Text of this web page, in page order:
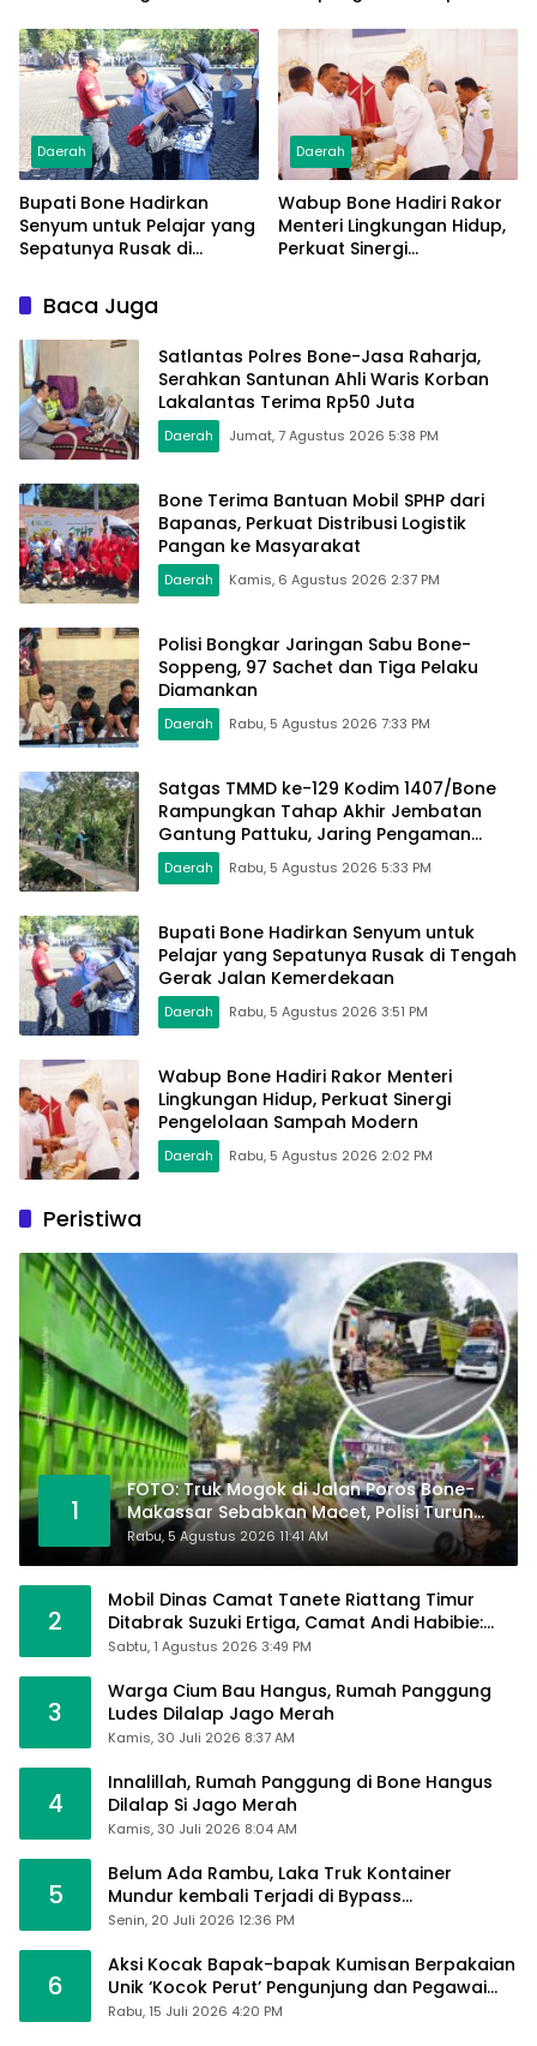
Pattuku, Jaring Pengaman
Mulai Terpasang
Daerah
Bupati Bone Hadirkan
Senyum untuk Pelajar yang
Sepatunya Rusak di
Kemerdekaan
Daerah
Wabup Bone Hadiri Rakor
Menteri Lingkungan Hidup,
Perkuat Sinergi
Baca Juga
Satlantas Polres Bone-Jasa Raharja,
Serahkan Santunan Ahli Waris Korban
Lakalantas Terima Rp50 Juta
Daerah Jumat, 7 Agustus 2026 5:38 PM
Bone Terima Bantuan Mobil SPHP dari
Bapanas, Perkuat Distribusi Logistik
Pangan ke Masyarakat
Daerah Kamis, 6 Agustus 2026 2:37 PM
Polisi Bongkar Jaringan Sabu Bone-
Soppeng, 97 Sachet dan Tiga Pelaku
Diamankan
Daerah Rabu, 5 Agustus 2026 7:33 PM
Satgas TMMD ke-129 Kodim 1407/Bone
Rampungkan Tahap Akhir Jembatan
Gantung Pattuku, Jaring Pengaman
Mulai Terpasang
Daerah Rabu, 5 Agustus 2026 5:33 PM
Bupati Bone Hadirkan Senyum untuk
Pelajar yang Sepatunya Rusak di Tengah
Gerak Jalan Kemerdekaan
Daerah Rabu, 5 Agustus 2026 3:51 PM
Wabup Bone Hadiri Rakor Menteri
Lingkungan Hidup, Perkuat Sinergi
Pengelolaan Sampah Modern
Daerah Rabu, 5 Agustus 2026 2:02 PM
Peristiwa
1
FOTO: Truk Mogok di Jalan Poros Bone-
Makassar Sebabkan Macet, Polisi Turun
Tangan
Rabu, 5 Agustus 2026 11:41 AM
2
Mobil Dinas Camat Tanete Riattang Timur
Ditabrak Suzuki Ertiga, Camat Andi Habibie:
Alhamdulillah Saya Baik-Baik Saja
Sabtu, 1 Agustus 2026 3:49 PM
3
Warga Cium Bau Hangus, Rumah Panggung
Ludes Dilalap Jago Merah
Kamis, 30 Juli 2026 8:37 AM
4
Innalillah, Rumah Panggung di Bone Hangus
Dilalap Si Jago Merah
Kamis, 30 Juli 2026 8:04 AM
5
Belum Ada Rambu, Laka Truk Kontainer
Mundur kembali Terjadi di Bypass
Sumpallabbu
Senin, 20 Juli 2026 12:36 PM
6
Aksi Kocak Bapak-bapak Kumisan Berpakaian
Unik ‘Kocok Perut’ Pengunjung dan Pegawai
Alfamart, Ngaku Aktifkan Layar Sentuh Atm
Rabu, 15 Juli 2026 4:20 PM